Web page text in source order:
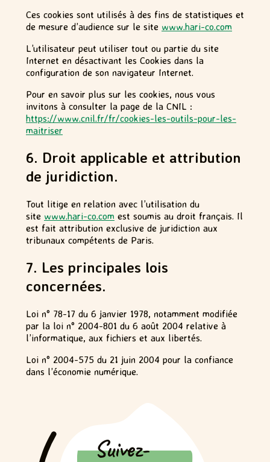
Ces cookies sont utilisés à des fins de statistiques et
de mesure d’audience sur le site www.hari-co.com
L’utilisateur peut utiliser tout ou partie du site
Internet en désactivant les Cookies dans la
configuration de son navigateur Internet.
Pour en savoir plus sur les cookies, nous vous
invitons à consulter la page de la CNIL :
https://www.cnil.fr/fr/cookies-les-outils-pour-les-
maitriser
6. Droit applicable et attribution
de juridiction.
Tout litige en relation avec l’utilisation du
site www.hari-co.com est soumis au droit français. Il
est fait attribution exclusive de juridiction aux
tribunaux compétents de Paris.
7. Les principales lois
concernées.
Loi n° 78-17 du 6 janvier 1978, notamment modifiée
par la loi n° 2004-801 du 6 août 2004 relative à
l’informatique, aux fichiers et aux libertés.
Loi n° 2004-575 du 21 juin 2004 pour la confiance
dans l’économie numérique.
Suivez-